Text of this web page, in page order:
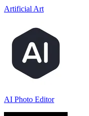
Artificial Art
AI Photo Editor